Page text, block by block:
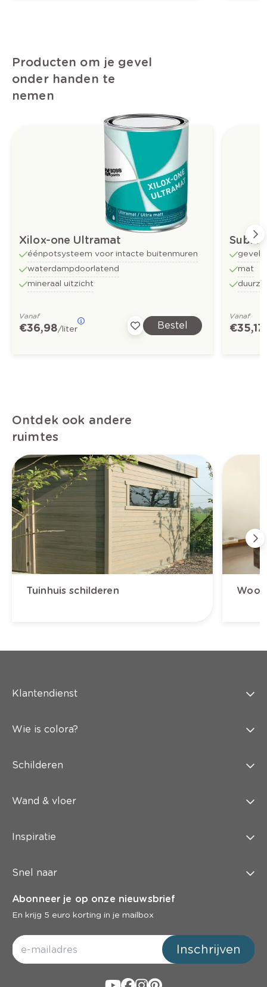
Producten om je gevel
onder handen te
nemen
Xilox-one Ultramat
éénpotsysteem voor intacte buitenmuren
waterdampdoorlatend
mineraal uitzicht
Vanaf
€ 36,98/liter Bestel
mat
Vanaf
€ 35,17
Ontdek ook andere
ruimtes
Tuinhuis schilderen
Klantendienst
Wie is colora?
Schilderen
Wand & vloer
Inspiratie
Snel naar
Abonneer je op onze nieuwsbrief
En krijg 5 euro korting in je mailbox
Inschrijven